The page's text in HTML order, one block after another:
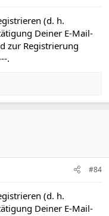
(d. h.
Deiner E-Mail-
zur Registrierung
.
#84
(d. h.
Deiner E-Mail-